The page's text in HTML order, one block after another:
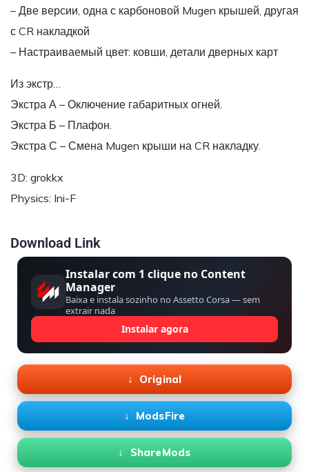
– Две версии, одна с карбоновой Mugen крышей, другая
с CR накладкой
– Настраиваемый цвет: ковши, детали дверных карт
Из экстр…
Экстра А – Оключение габаритных огней.
Экстра Б – Плафон.
Экстра С – Смена Mugen крыши на CR накладку.
3D: grokkx
Physics: Ini-F
Download Link
Instalar com 1 clique no Content
Manager
Baixa e instala sozinho no Assetto Corsa — sem
extrair nada
Instalar agora
Original
ModsFire
ShareMods